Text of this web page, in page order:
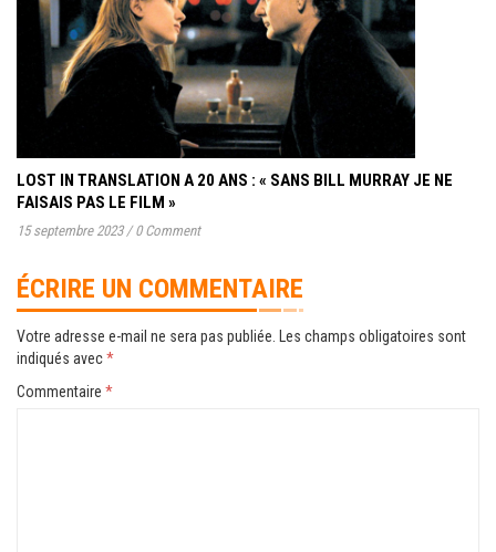
LOST IN TRANSLATION A 20 ANS : « SANS BILL MURRAY JE NE
FAISAIS PAS LE FILM »
15 septembre 2023 / 0 Comment
ÉCRIRE UN COMMENTAIRE
Votre adresse e-mail ne sera pas publiée.
Les champs obligatoires sont
indiqués avec*
Commentaire *